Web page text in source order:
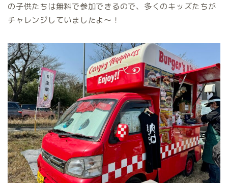
の子供たちは無料で参加できるので、多くのキッズたちが
チャレンジしていましたよ～！